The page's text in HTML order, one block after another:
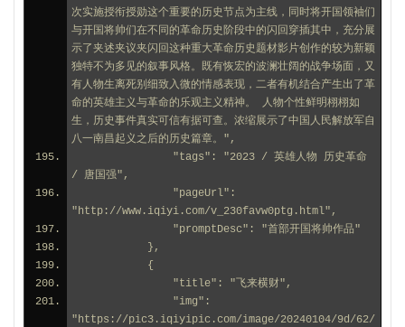
次实施授衔授勋这个重要的历史节点为主线，同时将开国领袖们
与开国将帅们在不同的革命历史阶段中的闪回穿插其中，充分展
示了夹述夹议夹闪回这种重大革命历史题材影片创作的较为新颖
独特不为多见的叙事风格。既有恢宏的波澜壮阔的战争场面，又
有人物生离死别细致入微的情感表现，二者有机结合产生出了革
命的英雄主义与革命的乐观主义精神。 人物个性鲜明栩栩如
生，历史事件真实可信有据可查。浓缩展示了中国人民解放军自
八一南昌起义之后的历史篇章。",
/ 唐国强",
"http://www.iqiyi.com/v_230favw0ptg.html",
                "promptDesc": "首部开国将帅作品"
            },
            {
                "title": "飞来横财",
"https://pic3.iqiyipic.com/image/20240104/9d/62/